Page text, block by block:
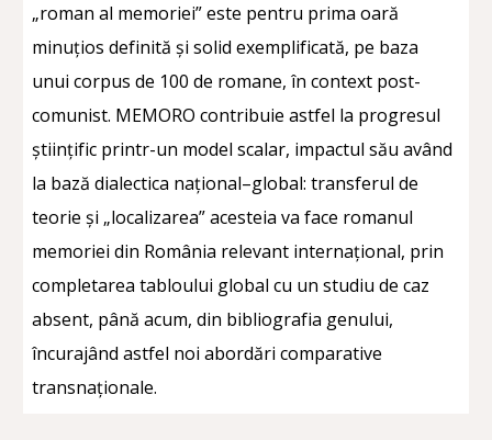
„roman al memoriei” este pentru prima oară
minuțios definită și solid exemplificată, pe baza
unui corpus de 100 de romane, în context post-
comunist. MEMORO contribuie astfel la progresul
științific printr-un model scalar, impactul său având
la bază dialectica național–global: transferul de
teorie și „localizarea” acesteia va face romanul
memoriei din România relevant internațional, prin
completarea tabloului global cu un studiu de caz
absent, până acum, din bibliografia genului,
încurajând astfel noi abordări comparative
transnaționale.